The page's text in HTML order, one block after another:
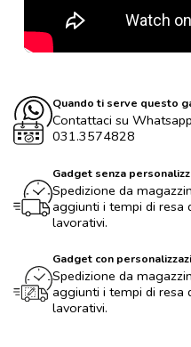
Quando ti serve questo
Contattaci su Whatsapp
031.3574828
Gadget senza
Spedizione da
aggiunti i tempi di resa
lavorativi.
Gadget con
Spedizione da
aggiunti i tempi di resa
lavorativi.